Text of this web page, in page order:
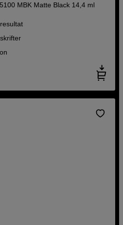
MBK Matte Black 14,4 ml